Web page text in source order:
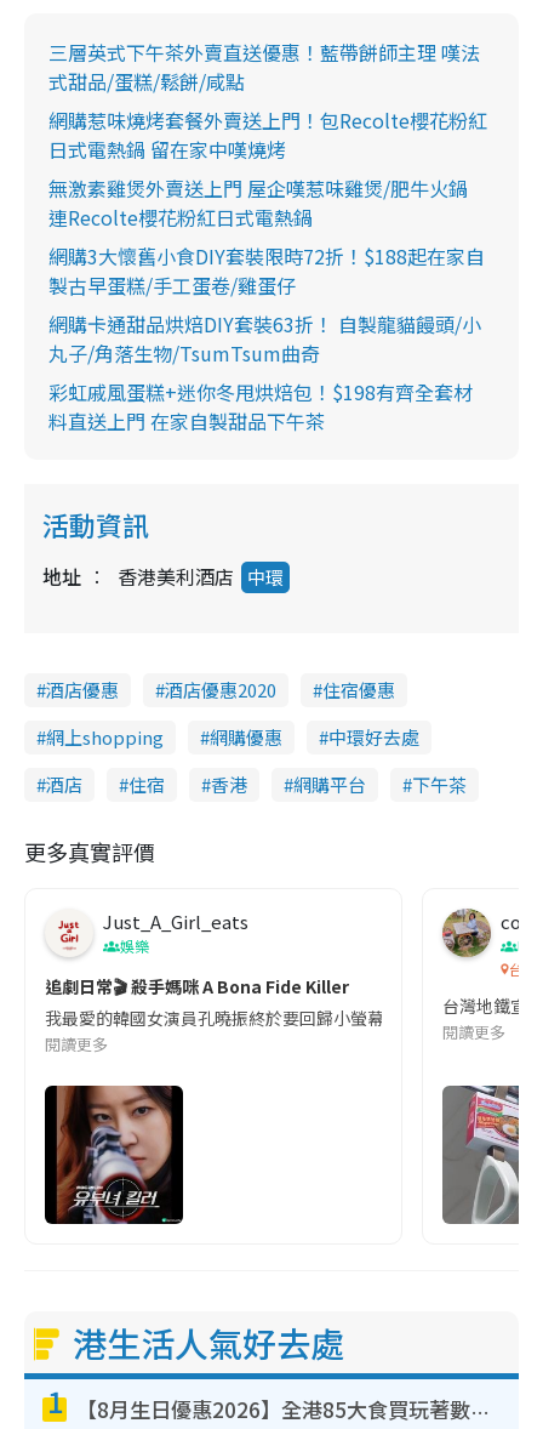
三層英式下午茶外賣直送優惠！藍帶餅師主理 嘆法
式甜品/蛋糕/鬆餅/咸點
網購惹味燒烤套餐外賣送上門！包Recolte櫻花粉紅
日式電熱鍋 留在家中嘆燒烤
無激素雞煲外賣送上門 屋企嘆惹味雞煲/肥牛火鍋
連Recolte櫻花粉紅日式電熱鍋
網購3大懷舊小食DIY套裝限時72折！$188起在家自
製古早蛋糕/手工蛋卷/雞蛋仔
網購卡通甜品烘焙DIY套裝63折！ 自製龍貓饅頭/小
丸子/角落生物/TsumTsum曲奇
彩虹戚風蛋糕+迷你冬甩烘焙包！$198有齊全套材
料直送上門 在家自製甜品下午茶
活動資訊
地址 香港美利酒店 中環
酒店優惠 酒店優惠2020
住宿優惠
網上shopping
網購優惠
中環好去處
酒店
住宿 香港 網購平台 下午茶
更多真實評價
Just_A_Girl_eats
娛樂
追劇日常🎬 殺手媽咪 A Bona Fide Killer
我最愛的韓國女演員孔曉振終於要回歸小螢幕啦!這次的劇本改編
閱讀更多
co
吹
台灣
台灣地鐵宣
閱讀更多
港生活人氣好去處
1 【8月生日優惠2026】全港85大食買玩著數攻略 自助餐/火鍋放題同行免費＋誠品/DONKI送現金券